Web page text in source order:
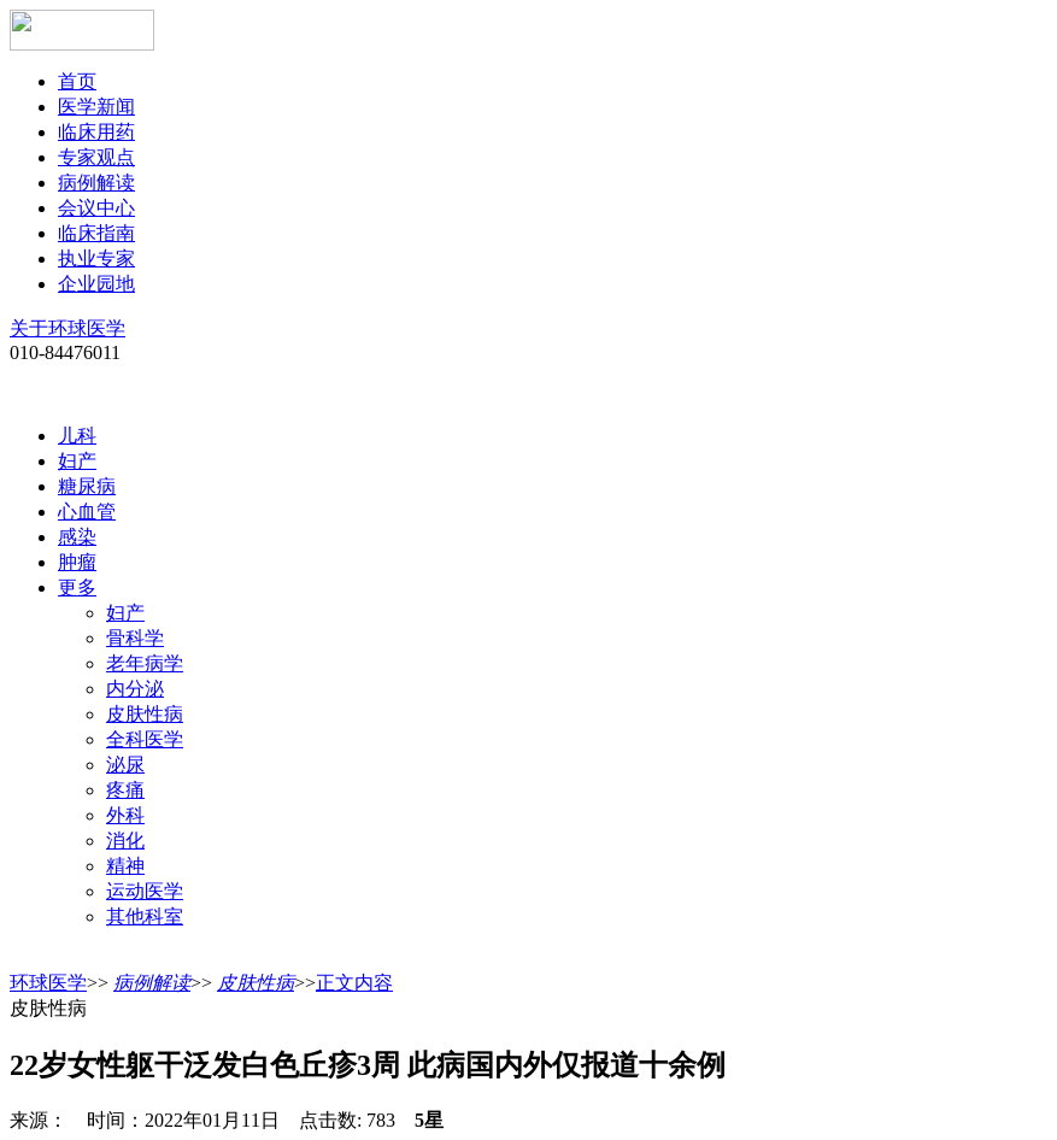
首页
医学新闻
临床用药
专家观点
病例解读
会议中心
临床指南
执业专家
企业园地
关于环球医学
010-84476011
儿科
妇产
糖尿病
心血管
感染
肿瘤
更多
妇产
骨科学
老年病学
内分泌
皮肤性病
全科医学
泌尿
疼痛
外科
消化
精神
运动医学
其他科室
环球医学>> 病例解读>> 皮肤性病>>正文内容
皮肤性病
22岁女性躯干泛发白色丘疹3周 此病国内外仅报道十余例
来源： 时间：2022年01月11日 点击数: 783 5星